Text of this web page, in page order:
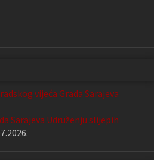
vijeća Grada Sarajeva
Sarajeva Udruženju slijepih